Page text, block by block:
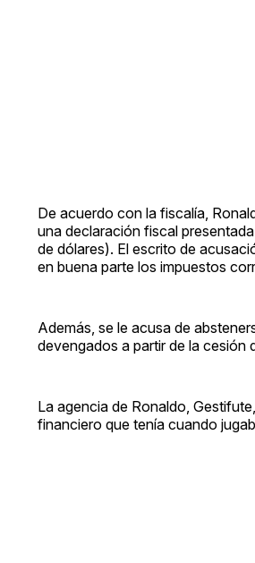
De acuerdo con la fiscalía,
una declaración fiscal
de dólares). El escrito de
en buena parte los impuestos
Además, se le acusa de
devengados a partir de la cesión
La agencia de Ronaldo,
financiero que tenía cuando